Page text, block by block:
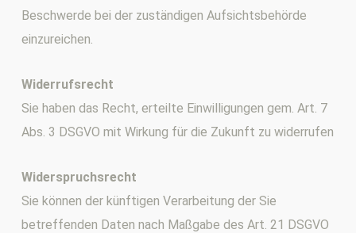
Beschwerde bei der zuständigen Aufsichtsbehörde
einzureichen.
Widerrufsrecht
Sie haben das Recht, erteilte Einwilligungen gem. Art. 7
Abs. 3 DSGVO mit Wirkung für die Zukunft zu widerrufen
Widerspruchsrecht
Sie können der künftigen Verarbeitung der Sie
betreffenden Daten nach Maßgabe des Art. 21 DSGVO